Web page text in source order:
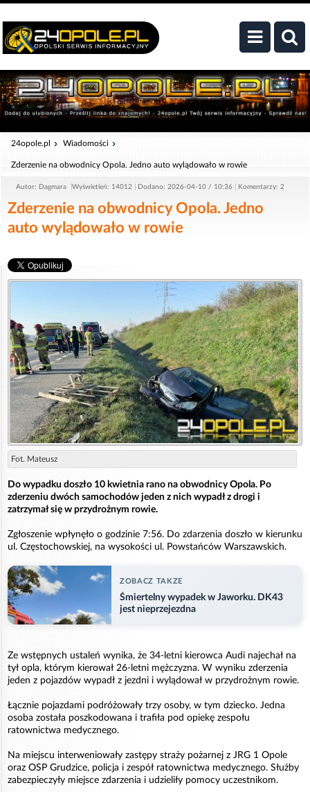
24opole.pl Wiadomości
Zderzenie na obwodnicy Opola. Jedno auto wylądowało w rowie
Autor: Dagmara Wyświetleń: 14012 Dodano: 2026-04-10 / 10:36 Komentarzy: 2
Zderzenie na obwodnicy Opola. Jedno
auto wylądowało w rowie
Fot. Mateusz
Do wypadku doszło 10 kwietnia rano na obwodnicy Opola. Po
zderzeniu dwóch samochodów jeden z nich wypadł z drogi i
zatrzymał się w przydrożnym rowie.
Zgłoszenie wpłynęło o godzinie 7:56. Do zdarzenia doszło w kierunku
ul. Częstochowskiej, na wysokości ul. Powstańców Warszawskich.
ZOBACZ TAKZE
Śmiertelny wypadek w Jaworku. DK43
jest nieprzejezdna
Ze wstępnych ustaleń wynika, że 34-letni kierowca Audi najechał na
tył opla, którym kierował 26-letni mężczyzna. W wyniku zderzenia
jeden z pojazdów wypadł z jezdni i wylądował w przydrożnym rowie.
Łącznie pojazdami podróżowały trzy osoby, w tym dziecko. Jedna
osoba została poszkodowana i trafiła pod opiekę zespołu
ratownictwa medycznego.
Na miejscu interweniowały zastępy straży pożarnej z JRG 1 Opole
oraz OSP Grudzice, policja i zespół ratownictwa medycznego. Służby
zabezpieczyły miejsce zdarzenia i udzieliły pomocy uczestnikom.